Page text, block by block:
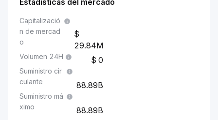
Estadísticas del mercado
Capitalizació
n de mercad
o
29.84M
Volumen 24H 0
Suministro cir
culante
88.89B
Suministro má
ximo
88.89B